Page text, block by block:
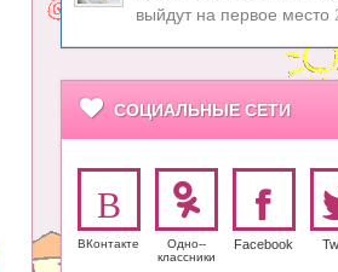
выйдут на первое место
СОЦИАЛЬНЫЕ СЕТИ
ВКонтакте
Одно-­
класс­ники
Facebook